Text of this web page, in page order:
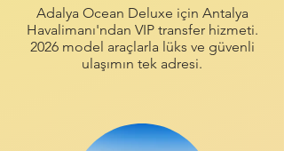
Adalya Ocean Deluxe için Antalya
Havalimanı'ndan VIP transfer hizmeti.
2026 model araçlarla lüks ve güvenli
ulaşımın tek adresi.